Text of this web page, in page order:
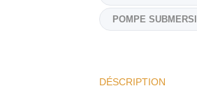
POMPE
DÉSCRIPTION